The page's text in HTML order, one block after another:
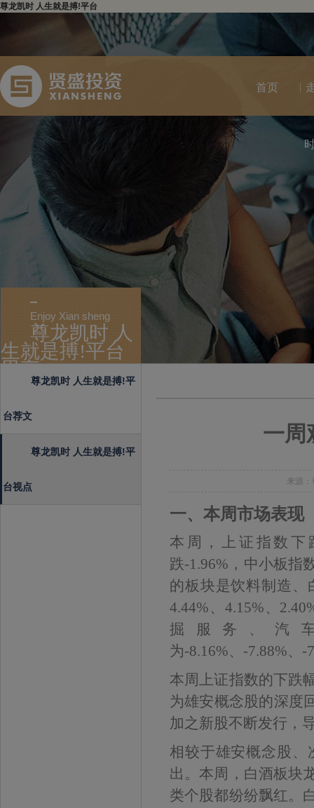
尊龙凯时 人生就是搏!平台
首页
Enjoy Xian sheng
尊龙凯时 人
生就是搏!平台
思享
尊龙凯时 人生就是搏!平
台荐文
尊龙凯时 人生就是搏!平
台视点
一周
来源
一、本周市场表现
本周，上证指数下
跌-1.96%，中小板指
的板块是饮料制造、
4.44%、4.15%、
掘服务、汽
为-8.16%、-7.88%、-
本周上证指数的下跌
为雄安概念股的深度
加之新股不断发行，
相较于雄安概念股、
出。本周，白酒板块
类个股都纷纷飘红。